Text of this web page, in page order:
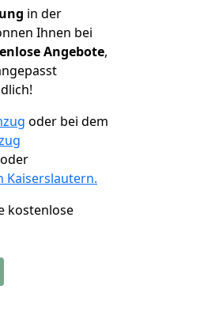
in der
Ihnen bei
Angebote,
oder bei dem
oder
Kaiserslautern.
kostenlose